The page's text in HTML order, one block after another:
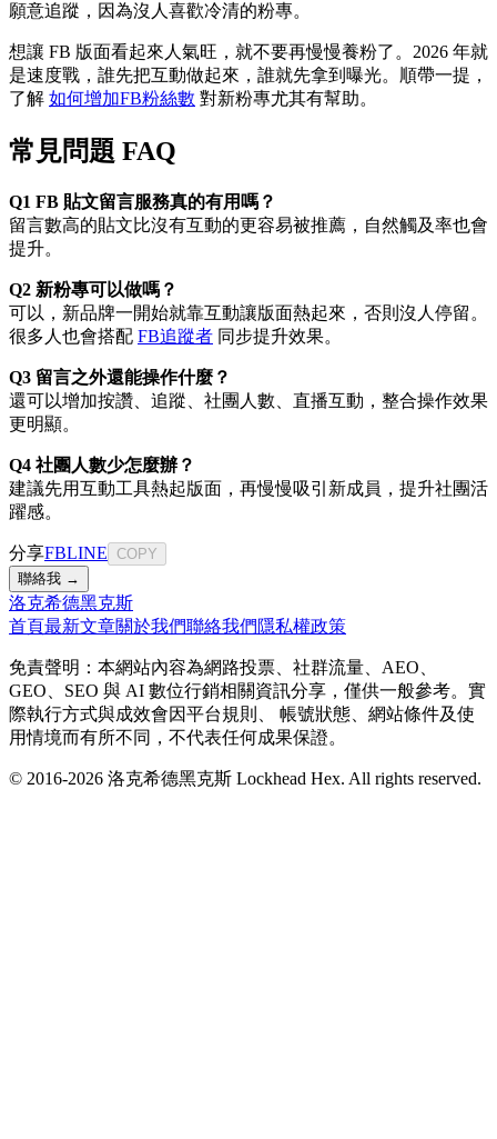
願意追蹤，因為沒人喜歡冷清的粉專。
想讓 FB 版面看起來人氣旺，就不要再慢慢養粉了。2026 年就
是速度戰，誰先把互動做起來，誰就先拿到曝光。順帶一提，
了解 如何增加FB粉絲數 對新粉專尤其有幫助。
常見問題 FAQ
Q1 FB 貼文留言服務真的有用嗎？
留言數高的貼文比沒有互動的更容易被推薦，自然觸及率也會
提升。
Q2 新粉專可以做嗎？
可以，新品牌一開始就靠互動讓版面熱起來，否則沒人停留。
很多人也會搭配 FB追蹤者 同步提升效果。
Q3 留言之外還能操作什麼？
還可以增加按讚、追蹤、社團人數、直播互動，整合操作效果
更明顯。
Q4 社團人數少怎麼辦？
建議先用互動工具熱起版面，再慢慢吸引新成員，提升社團活
躍感。
分享FBLINE
COPY
聯絡我 →
洛克希德黑克斯
首頁最新文章關於我們聯絡我們 隱私權政策
免責聲明：本網站內容為網路投票、社群流量、AEO、
GEO、SEO 與 AI 數位行銷相關資訊分享，僅供一般參考。實
際執行方式與成效會因平台規則、 帳號狀態、網站條件及使
用情境而有所不同，不代表任何成果保證。
© 2016-2026 洛克希德黑克斯 Lockhead Hex. All rights reserved.